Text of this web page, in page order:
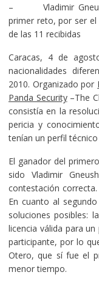
– Vladimir
primer reto, por ser
de las 11 recibidas
Caracas, 4 de
nacionalidades
2010. Organizado por
Panda Security–The
consistía en la
pericia y
tenían un perfil
El ganador del
sido Vladimir
contestación
En cuanto al
soluciones posibles:
licencia válida para
participante, por lo
Otero, que sí fue el
menor tiempo.